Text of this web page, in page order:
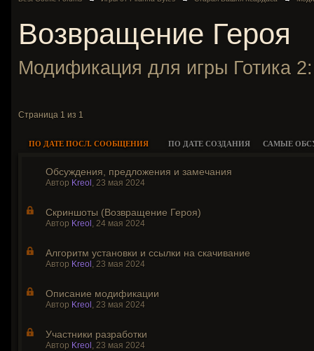
Возвращение Героя
Модификация для игры Готика
Страница 1 из 1
ПО ДАТЕ ПОСЛ. СООБЩЕНИЯ ПО ДАТЕ СОЗДАНИЯ САМЫЕ
Обсуждения, предложения и замечания
Автор Kreol , 23 мая 2024
Скриншоты (Возвращение Героя)
Автор Kreol , 24 мая 2024
Алгоритм установки и ссылки на скачивание
Автор Kreol , 23 мая 2024
Описание модификации
Автор Kreol , 23 мая 2024
Участники разработки
Автор Kreol , 23 мая 2024